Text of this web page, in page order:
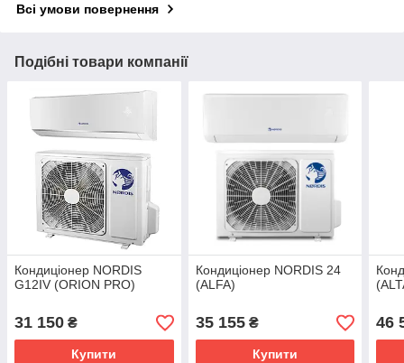
Всі умови повернення
Подібні товари компанії
Кондиціонер NORDIS
G12IV (ORION PRO)
31 150 ₴
Купити
Кондиціонер NORDIS 24
(ALFA)
35 155₴
Купити
46